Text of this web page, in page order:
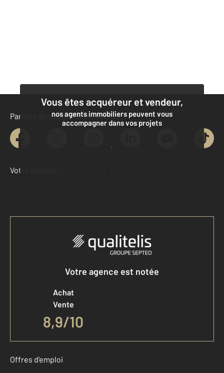
Vous êtes acquéreur et vendeur,
nos agents immobiliers peuvent vous
accompagner dans vos projets
Contacter l’agence
Demander une estimation
Parlons de vous, parlons biens
Votre compte :
Votre agence est notée
Achat
Vente
8,9/10
Offres d'emploi